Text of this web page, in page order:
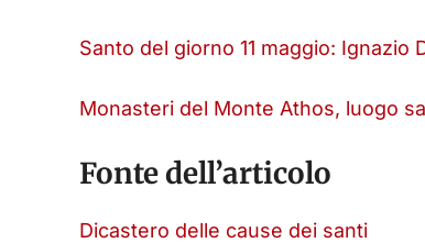
Santo del giorno 11 maggio: Ignazio
Monasteri del Monte Athos, luogo
Fonte dell’articolo
Dicastero delle cause dei santi